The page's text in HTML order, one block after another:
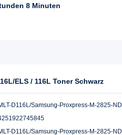
8 Minuten
ELS / 116L Toner Schwarz
D116L/Samsung-Proxpress-M-2825-ND
D116L/Samsung-Proxpress-M-2825-ND